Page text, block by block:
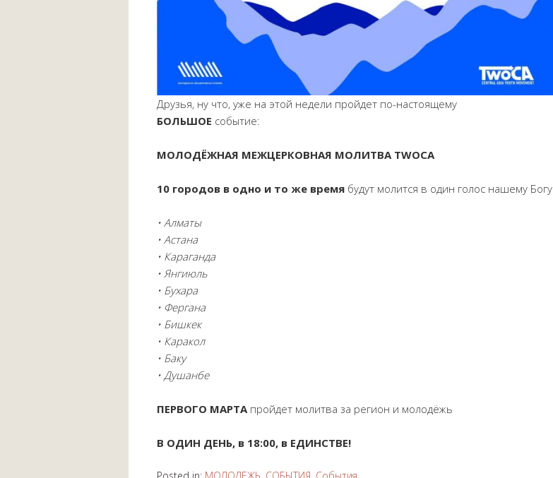
Друзья, ну что, уже на этой недели пройдет по-настоящему
БОЛЬШОЕ событие:
МОЛОДЁЖНАЯ МЕЖЦЕРКОВНАЯ МОЛИТВА TWOCA
10 городов в одно и то же время будут молится в один голос нашему Богу
• Алматы
• Астана
• Караганда
• Янгиюль
• Бухара
• Фергана
• Бишкек
• Каракол
• Баку
• Душанбе
ПЕРВОГО МАРТА пройдет молитва за регион и молодёжь
В ОДИН ДЕНЬ, в 18:00, в ЕДИНСТВЕ!
Posted in: МОЛОДЕЖЬ, СОБЫТИЯ, События